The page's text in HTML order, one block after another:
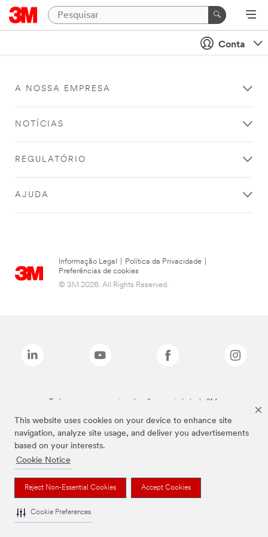
This website uses cookies on your device to enhance site
navigation, analyze site usage, and deliver you advertisements
based on your interests.
Cookie Notice
Reject Non-Essential Cookies Accept Cookies
Cookie Preferences
Conta
A NOSSA EMPRESA
NOTÍCIAS
REGULATÓRIO
AJUDA
Informação Legal Política da Privacidade
Preferências de cookies
© 3M 2026. All Rights Reserved.
Todas as marcas mencionadas são propriedade da 3M.